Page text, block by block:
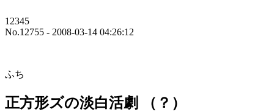
12345
No.12755 - 2008-03-14 04:26:12
ふち
正方形ズの淡白活劇 （？）